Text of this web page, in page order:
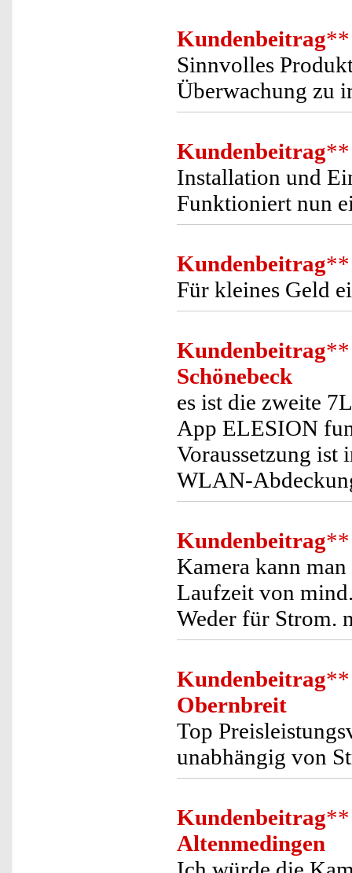
Kundenbeitrag**
Sinnvolles
Überwachung zu
Kundenbeitrag**
Installation und
Funktioniert nun
Kundenbeitrag**
Für kleines Geld
Kundenbeitrag**
Schönebeck
es ist die zweite
App ELESION
Voraussetzung ist
WLAN-
Kundenbeitrag**
Kamera kann
Laufzeit von
Weder für Strom.
Kundenbeitrag**
Obernbreit
Top
unabhängig von
Kundenbeitrag**
Altenmedingen